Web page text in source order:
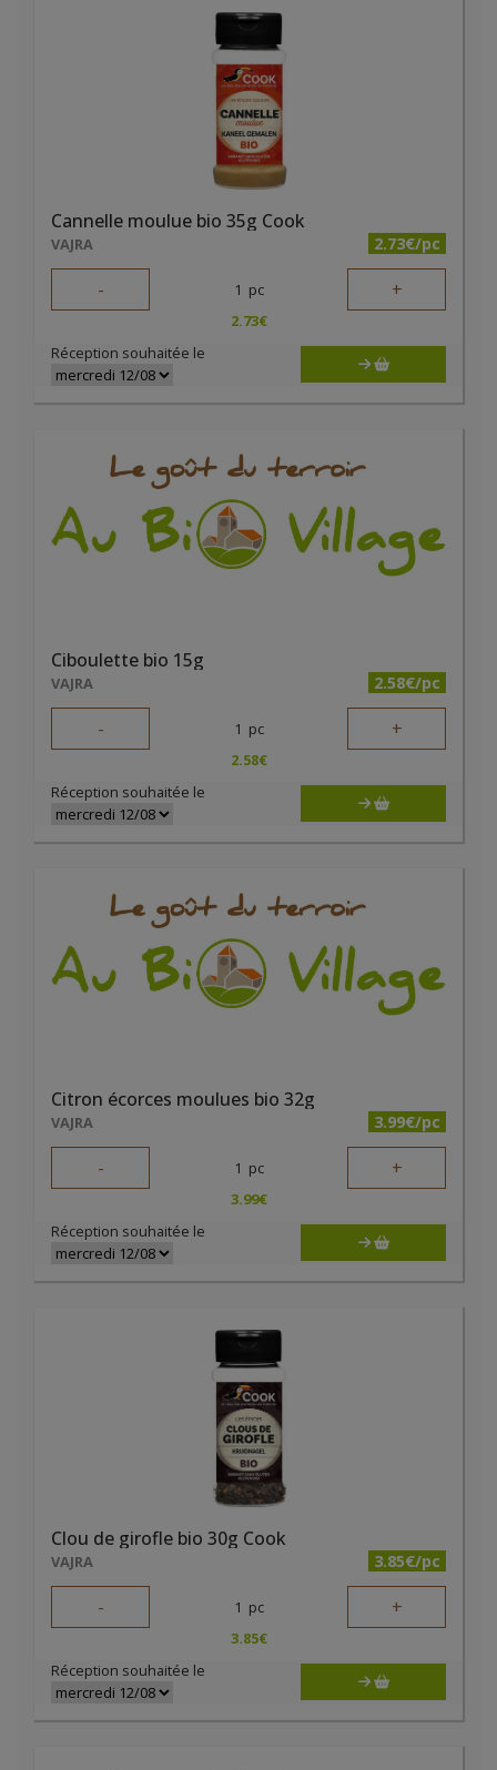
Cannelle moulue bio 35g Cook
VAJRA 2.73€/pc
- 1 pc +
2.73€
Réception souhaitée le
Ciboulette bio 15g
VAJRA 2.58€/pc
- 1 pc +
2.58€
Réception souhaitée le
Citron écorces moulues bio 32g
VAJRA 3.99€/pc
- 1 pc +
3.99€
Réception souhaitée le
Clou de girofle bio 30g Cook
VAJRA 3.85€/pc
- 1 pc +
3.85€
Réception souhaitée le